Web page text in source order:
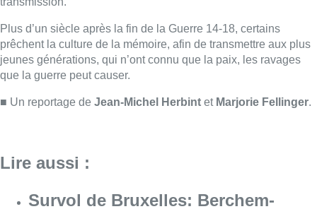
Survol de Bruxelles: Berchem-
Sainte-Agathe dépose “une action
judiciaire en cessation
environnementale”